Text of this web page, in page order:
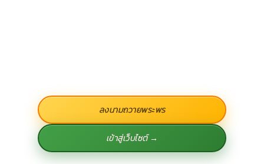
ลงนามถวายพระพร
เข้าสู่เว็บไซต์ →